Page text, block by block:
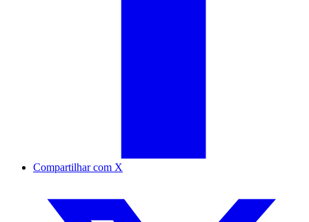
Compartilhar com X